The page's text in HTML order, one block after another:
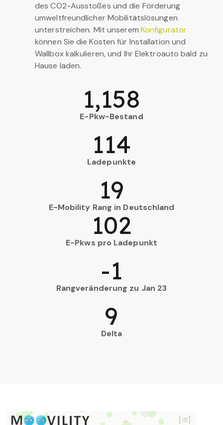
des CO2-Ausstoßes und die Förderung
umweltfreundlicher Mobilitätslösungen
unterstreichen. Mit unserem Konfigurator
können Sie die Kosten für Installation und
Wallbox kalkulieren, und Ihr Elektroauto bald zu
Hause laden.
E-Pkw-Bestand
1,158
Ladepunkte
114
E-Mobility Rang in Deutschland
19
E-Pkws pro Ladepunkt
102
Rangveränderung zu Jan 23
-1
Delta
9